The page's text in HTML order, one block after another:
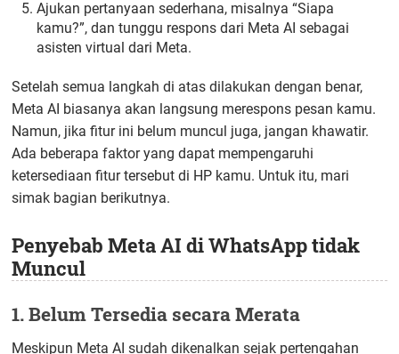
Ajukan pertanyaan sederhana, misalnya “Siapa
kamu?”, dan tunggu respons dari Meta AI sebagai
asisten virtual dari Meta.
Setelah semua langkah di atas dilakukan dengan benar,
Meta AI biasanya akan langsung merespons pesan kamu.
Namun, jika fitur ini belum muncul juga, jangan khawatir.
Ada beberapa faktor yang dapat mempengaruhi
ketersediaan fitur tersebut di HP kamu. Untuk itu, mari
simak bagian berikutnya.
Penyebab Meta AI di WhatsApp tidak
Muncul
1. Belum Tersedia secara Merata
Meskipun Meta AI sudah dikenalkan sejak pertengahan